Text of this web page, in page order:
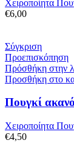
Χειροποίητα
€6,00
Σύγκριση
Προεπισκόπηση
Πρόσθήκη στην
Προσθήκη στο
Πουγκί
Χειροποίητα
€4,50